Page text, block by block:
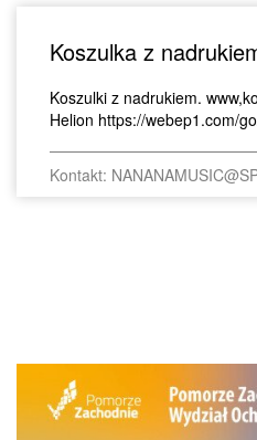
Koszulka z
Koszulki z nadrukiem.
Helion https://webep1.com/
Kontakt: